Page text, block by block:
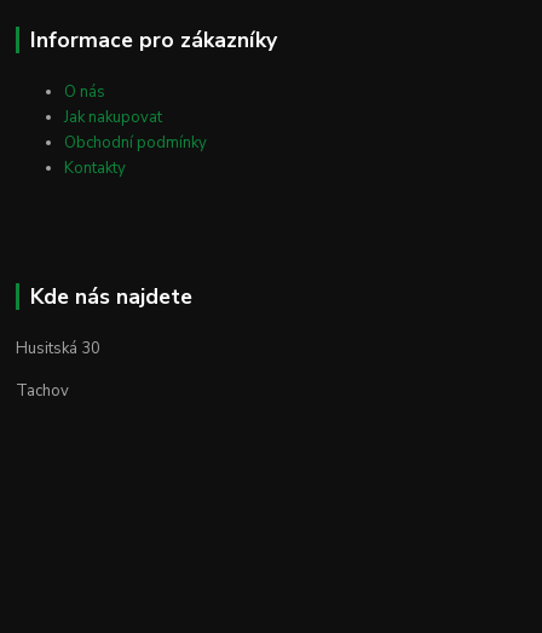
Informace pro zákazníky
O nás
Jak nakupovat
Obchodní podmínky
Kontakty
Kde nás najdete
Husitská 30
Tachov